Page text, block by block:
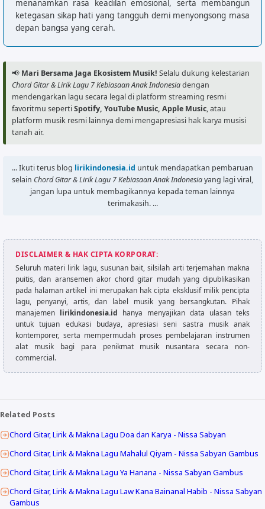
menanamkan rasa keadilan emosional, serta membangun
ketegasan sikap hati yang tangguh demi menyongsong masa
depan bangsa yang cerah.
📢 Mari Bersama Jaga Ekosistem Musik! Selalu dukung kelestarian
Chord Gitar & Lirik Lagu 7 Kebiasaan Anak Indonesiadengan
mendengarkan lagu secara legal di platform streaming resmi
favoritmu sepertiSpotify, YouTube Music, Apple Music, atau
platform musik resmi lainnya demi mengapresiasi hak karya musisi
tanah air.
... Ikuti terus blog lirikindonesia.id untuk mendapatkan pembaruan
selain Chord Gitar & Lirik Lagu 7 Kebiasaan Anak Indonesiayang lagi viral,
jangan lupa untuk membagikannya kepada teman lainnya
terimakasih. ...
DISCLAIMER & HAK CIPTA KORPORAT:
Seluruh materi lirik lagu, susunan bait, silsilah arti terjemahan makna
puitis, dan aransemen akor chord gitar mudah yang dipublikasikan
pada halaman artikel ini merupakan hak cipta eksklusif milik pencipta
lagu, penyanyi, artis, dan label musik yang bersangkutan. Pihak
manajemen lirikindonesia.id hanya menyajikan data ulasan teks
untuk tujuan edukasi budaya, apresiasi seni sastra musik anak
kontemporer, serta mempermudah proses pembelajaran instrumen
alat musik bagi para penikmat musik nusantara secara non-
commercial.
Related Posts
Chord Gitar, Lirik & Makna Lagu Doa dan Karya - Nissa Sabyan
Chord Gitar, Lirik & Makna Lagu Mahalul Qiyam - Nissa Sabyan Gambus
Chord Gitar, Lirik & Makna Lagu Ya Hanana - Nissa Sabyan Gambus
Chord Gitar, Lirik & Makna Lagu Law Kana Bainanal Habib - Nissa Sabyan
Gambus